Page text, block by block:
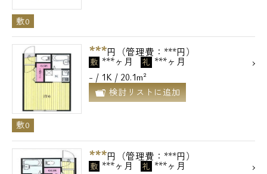
敷0
***円（管理費：***円）
敷 ***ヶ月 礼 ***ヶ月
- / 1K / 20.1m²
検討リストに追加
敷0
***円（管理費：***円）
敷 ***ヶ月 礼 ***ヶ月